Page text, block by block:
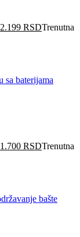
2.199 RSDTrenutna
1.700 RSDTrenutna